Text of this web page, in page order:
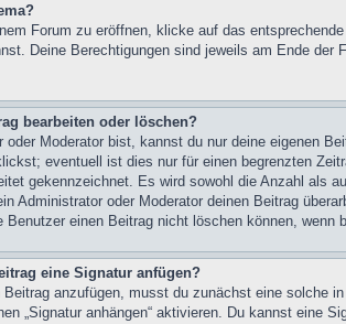
Forum zu eröffnen, klicke auf das
Deine Berechtigungen sind jeweils am Ende der
bearbeiten oder löschen?
Moderator bist, kannst du nur deine eigenen
eventuell ist dies nur für einen begrenzten
gekennzeichnet. Es wird sowohl die Anzahl als
Administrator oder Moderator deinen Beitrag
Benutzer einen Beitrag nicht löschen können, wenn
eine Signatur anfügen?
Beitrag anzufügen, musst du zunächst eine solche
„Signatur anhängen“ aktivieren. Du kannst eine